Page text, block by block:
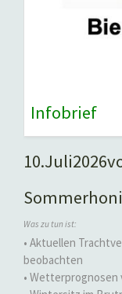
Infobrief
10.Juli2026
Was zu tun ist:
• Aktuellen
beobachten
•